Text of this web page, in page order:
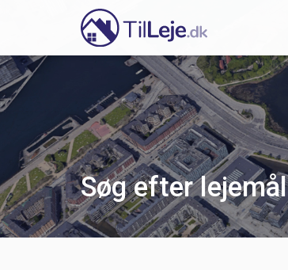
Søg efter lejemål